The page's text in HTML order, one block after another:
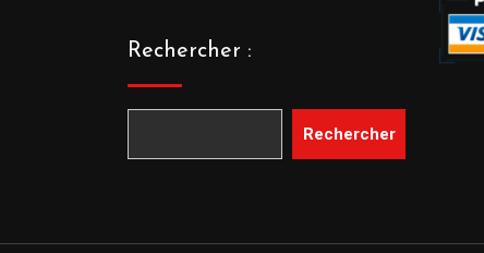
Rechercher :
Rechercher